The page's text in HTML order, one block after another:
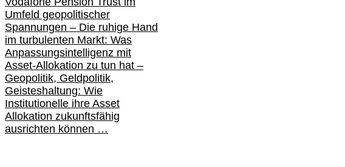
Umfeld geopolitischer
Spannungen – Die ruhige Hand
im turbulenten Markt: Was
Anpassungsintelligenz mit
Asset-Allokation zu tun hat –
Geopolitik, Geldpolitik,
Geisteshaltung: Wie
Institutionelle ihre Asset
Allokation zukunftsfähig
ausrichten können …